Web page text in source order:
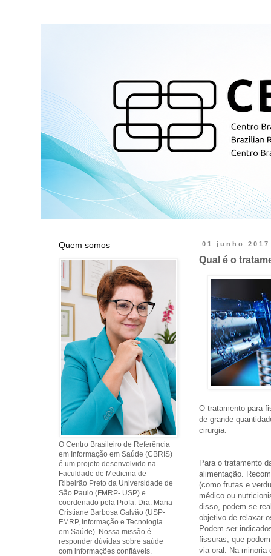
01 junho 2017
Qual é o
O tratamento para
de grande
cirurgia.
Para o tratamento
alimentação.
(como frutas e
médico ou
disso, podem-se
objetivo de relaxar
Podem ser
fissuras, que
via oral. Na minoria
Quem somos
O Centro Brasileiro de Referência
em Informação em Saúde (CBRIS)
é um projeto desenvolvido na
Faculdade de Medicina de
Ribeirão Preto da Universidade de
São Paulo (FMRP- USP) e
coordenado pela Profa. Dra. Maria
Cristiane Barbosa Galvão (USP-
FMRP, Informação e Tecnologia
em Saúde). Nossa missão é
responder dúvidas sobre saúde
com informações confiáveis.